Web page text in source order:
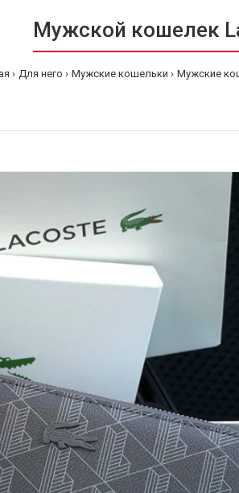
Мужской кошелек
Для него Мужские кошельки Мужские